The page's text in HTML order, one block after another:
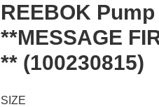
REEBOK
**MESSAGE
** (100230815)
SIZE